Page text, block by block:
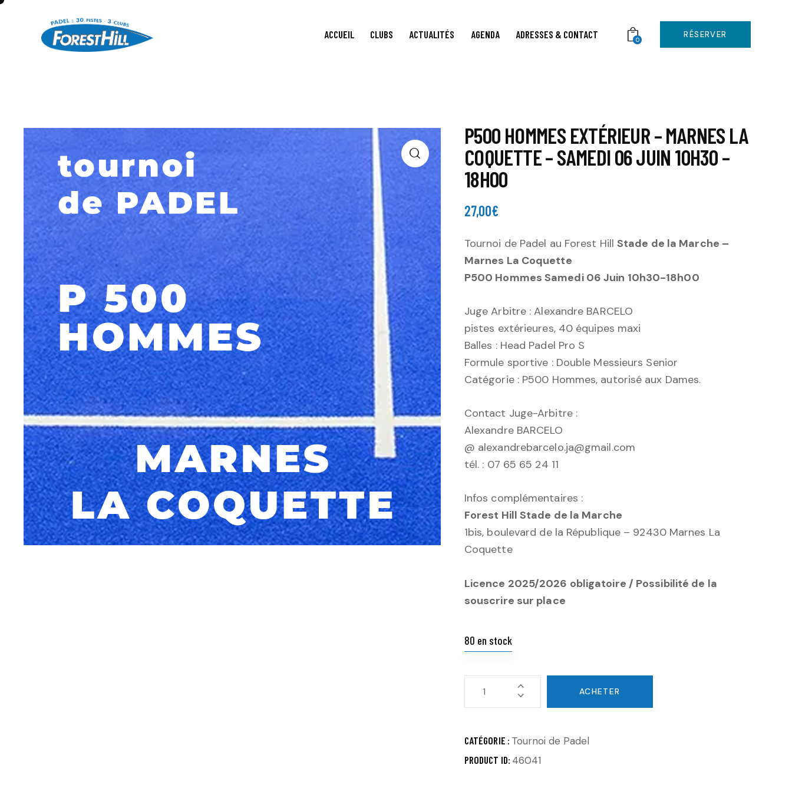
ACCUEIL CLUBS ACTUALITÉS AGENDA ADRESSES & CONTACT 0
RÉSERVER
P500 HOMMES EXTÉRIEUR – MARNES LA
COQUETTE – SAMEDI 06 JUIN 10H30 –
18H00
27,00€
Tournoi de Padel au Forest HillStade de la Marche –
Marnes La Coquette
P500 Hommes Samedi 06 Juin 10h30-18h00
Juge Arbitre : Alexandre BARCELO
pistes extérieures, 40 équipes maxi
Balles : Head Padel Pro S
Formule sportive : Double Messieurs Senior
Catégorie : P500 Hommes, autorisé aux Dames.
Contact Juge-Arbitre :
Alexandre BARCELO
@ alexandrebarcelo.ja@gmail.com
tél. : 07 65 65 24 11
Infos complémentaires :
Forest Hill Stade de la Marche
1bis, boulevard de la République – 92430 Marnes La
Coquette
Licence 2025/2026 obligatoire / Possibilité de la
souscrire sur place
80 en stock
ACHETER
CATÉGORIE : Tournoi de Padel
PRODUCT ID: 46041